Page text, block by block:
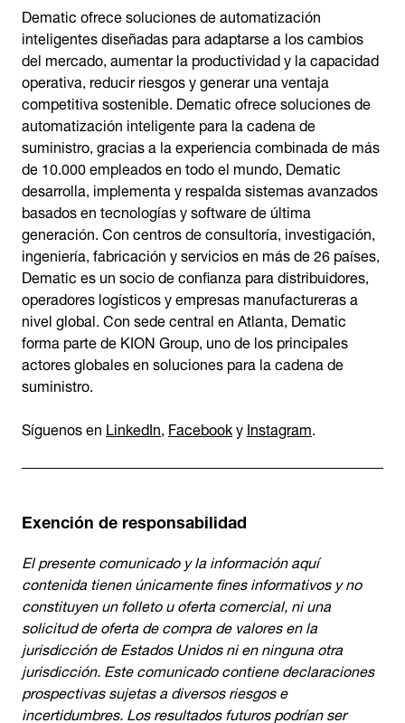
Dematic ofrece soluciones de automatización
inteligentes diseñadas para adaptarse a los cambios
del mercado, aumentar la productividad y la capacidad
operativa, reducir riesgos y generar una ventaja
competitiva sostenible. Dematic ofrece soluciones de
automatización inteligente para la cadena de
suministro, gracias a la experiencia combinada de más
de 10.000 empleados en todo el mundo, Dematic
desarrolla, implementa y respalda sistemas avanzados
basados en tecnologías y software de última
generación. Con centros de consultoría, investigación,
ingeniería, fabricación y servicios en más de 26 países,
Dematic es un socio de confianza para distribuidores,
operadores logísticos y empresas manufactureras a
nivel global. Con sede central en Atlanta, Dematic
forma parte de KION Group, uno de los principales
actores globales en soluciones para la cadena de
suministro.
Síguenos enLinkedIn,FacebookyInstagram.
Exención de responsabilidad
El presente comunicado y la información aquí
contenida tienen únicamente fines informativos y no
constituyen un folleto u oferta comercial, ni una
solicitud de oferta de compra de valores en la
jurisdicción de Estados Unidos ni en ninguna otra
jurisdicción. Este comunicado contiene declaraciones
prospectivas sujetas a diversos riesgos e
incertidumbres. Los resultados futuros podrían ser